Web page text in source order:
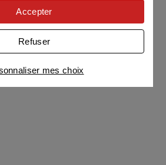
de cookies pour adapter nos
nos offres
: nous utilisons avec
des cookies pour afficher des
cookies et la liste de nos
mes choix
Refuser
Accepter